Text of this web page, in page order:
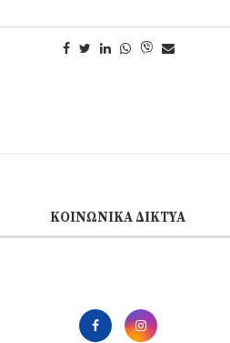
ΚΟΙΝΩΝΙΚΆ ΔΊΚΤΥΑ